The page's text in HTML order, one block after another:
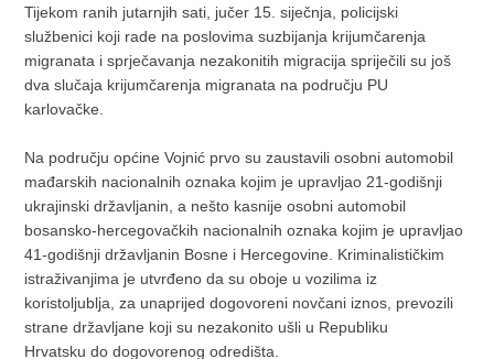
Tijekom ranih jutarnjih sati, jučer 15. siječnja, policijski
službenici koji rade na poslovima suzbijanja krijumčarenja
migranata i sprječavanja nezakonitih migracija spriječili su još
dva slučaja krijumčarenja migranata na području PU
karlovačke.
Na području općine Vojnić prvo su zaustavili osobni automobil
mađarskih nacionalnih oznaka kojim je upravljao 21-godišnji
ukrajinski državljanin, a nešto kasnije osobni automobil
bosansko-hercegovačkih nacionalnih oznaka kojim je upravljao
41-godišnji državljanin Bosne i Hercegovine. Kriminalističkim
istraživanjima je utvrđeno da su oboje u vozilima iz
koristoljublja, za unaprijed dogovoreni novčani iznos, prevozili
strane državljane koji su nezakonito ušli u Republiku
Hrvatsku do dogovorenog odredišta.